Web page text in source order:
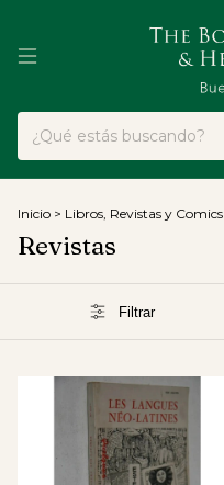
Inicio > Libros, Revistas y Comics
Revistas
Filtrar